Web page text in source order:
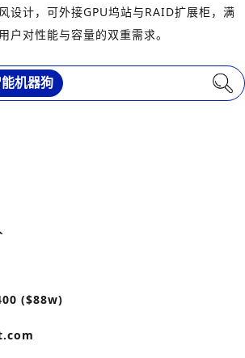
设计，可外接GPU坞站与RAID扩展柜，满
户对性能与容量的双重需求。
机器狗
($88w)